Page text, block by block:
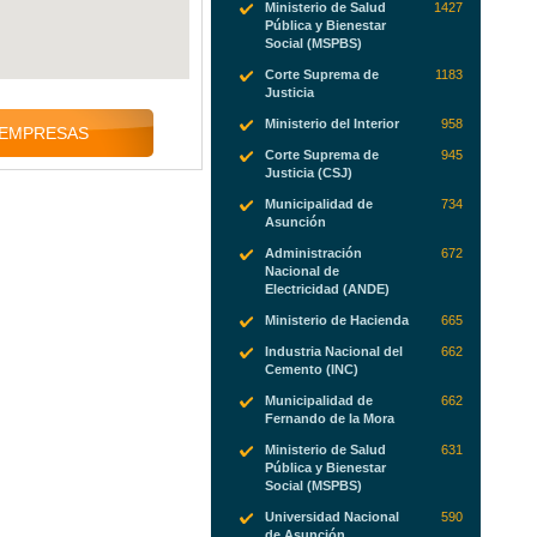
Ministerio de Salud
Pública y Bienestar
Social (MSPBS)
1427
Corte Suprema de
Justicia
1183
Ministerio del Interior 958
Corte Suprema de
Justicia (CSJ)
945
Municipalidad de
Asunción
734
Administración
Nacional de
Electricidad (ANDE)
672
Ministerio de Hacienda 665
Industria Nacional del
Cemento (INC)
662
Municipalidad de
Fernando de la Mora
662
Ministerio de Salud
Pública y Bienestar
Social (MSPBS)
631
Universidad Nacional
590